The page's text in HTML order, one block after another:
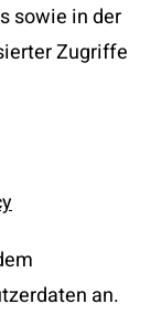
sowie in der
Zugriffe
an.